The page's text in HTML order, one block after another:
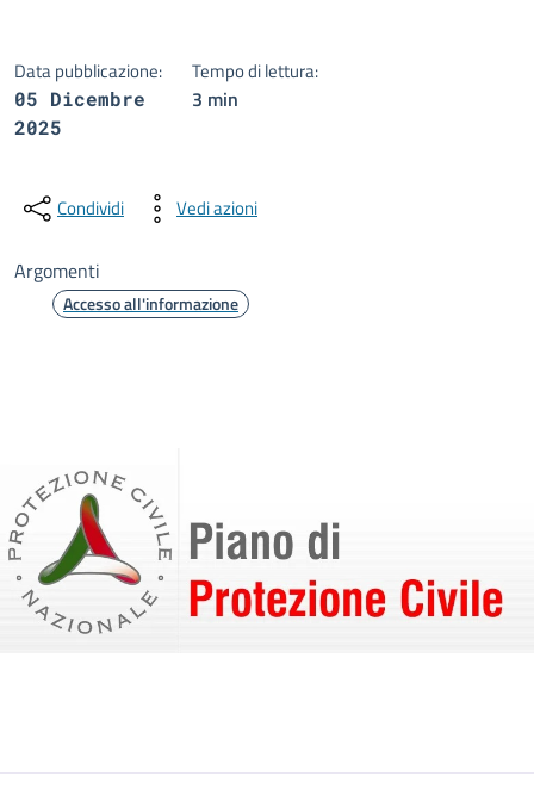
Data pubblicazione:
05 Dicembre
2025
Tempo di lettura:
3 min
Condividi Vedi azioni
Argomenti
Accesso all'informazione